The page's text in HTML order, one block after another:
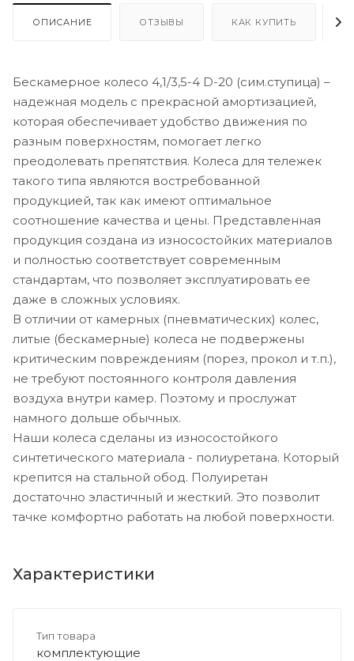
ОПИСАНИЕ ОТЗЫВЫ КАК КУПИТЬ
Бескамерное колесо 4,1/3,5-4 D-20 (сим.ступица) –
надежная модель с прекрасной амортизацией,
которая обеспечивает удобство движения по
разным поверхностям, помогает легко
преодолевать препятствия. Колеса для тележек
такого типа являются востребованной
продукцией, так как имеют оптимальное
соотношение качества и цены. Представленная
продукция создана из износостойких материалов
и полностью соответствует современным
стандартам, что позволяет эксплуатировать ее
даже в сложных условиях.
В отличии от камерных (пневматических) колес,
литые (бескамерные) колеса не подвержены
критическим повреждениям (порез, прокол и т.п.),
не требуют постоянного контроля давления
воздуха внутри камер. Поэтому и прослужат
намного дольше обычных.
Наши колеса сделаны из износостойкого
синтетического материала - полиуретана. Который
крепится на стальной обод. Полуиретан
достаточно эластичный и жесткий. Это позволит
тачке комфортно работать на любой поверхности.
Характеристики
Тип товара
комплектующие